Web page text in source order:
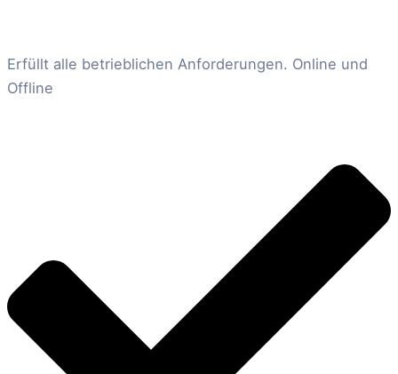
Erfüllt alle betrieblichen Anforderungen. Online und
Offline